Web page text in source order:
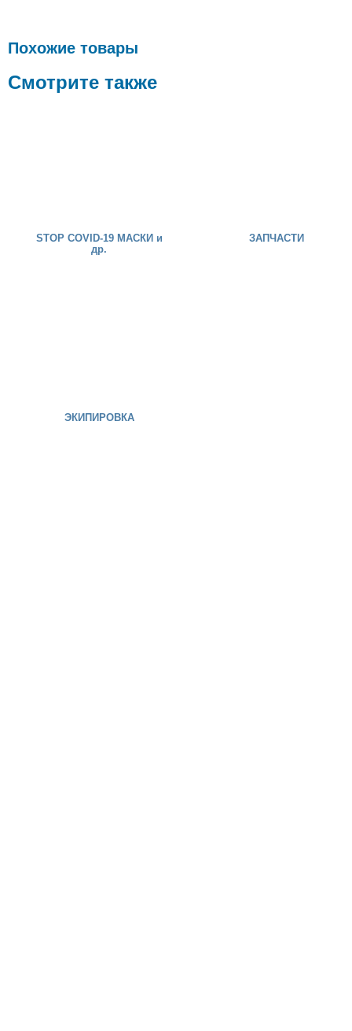
Похожие товары
Смотрите также
STOP COVID-19 МАСКИ и
др.
ЗАПЧАСТИ
ЭКИПИРОВКА